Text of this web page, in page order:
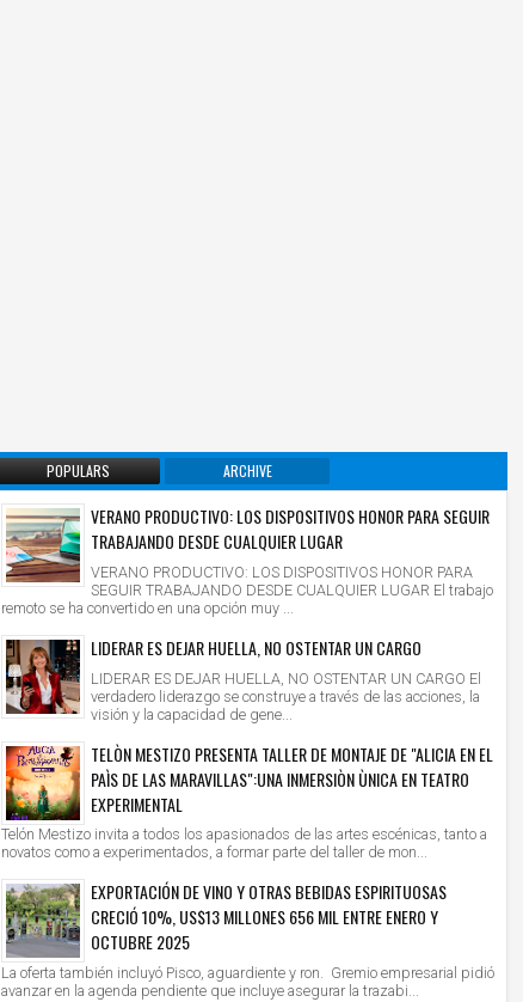
POPULARS ARCHIVE
VERANO PRODUCTIVO: LOS DISPOSITIVOS HONOR PARA SEGUIR
TRABAJANDO DESDE CUALQUIER LUGAR
VERANO PRODUCTIVO: LOS DISPOSITIVOS HONOR PARA
SEGUIR TRABAJANDO DESDE CUALQUIER LUGAR El trabajo
remoto se ha convertido en una opción muy ...
LIDERAR ES DEJAR HUELLA, NO OSTENTAR UN CARGO
LIDERAR ES DEJAR HUELLA, NO OSTENTAR UN CARGO El
verdadero liderazgo se construye a través de las acciones, la
visión y la capacidad de gene...
TELÒN MESTIZO PRESENTA TALLER DE MONTAJE DE "ALICIA EN EL
PAÌS DE LAS MARAVILLAS":UNA INMERSIÒN ÙNICA EN TEATRO
EXPERIMENTAL
Telón Mestizo invita a todos los apasionados de las artes escénicas, tanto a
novatos como a experimentados, a formar parte del taller de mon...
EXPORTACIÓN DE VINO Y OTRAS BEBIDAS ESPIRITUOSAS
CRECIÓ 10%, US$13 MILLONES 656 MIL ENTRE ENERO Y
OCTUBRE 2025
La oferta también incluyó Pisco, aguardiente y ron. Gremio empresarial pidió
avanzar en la agenda pendiente que incluye asegurar la trazabi...